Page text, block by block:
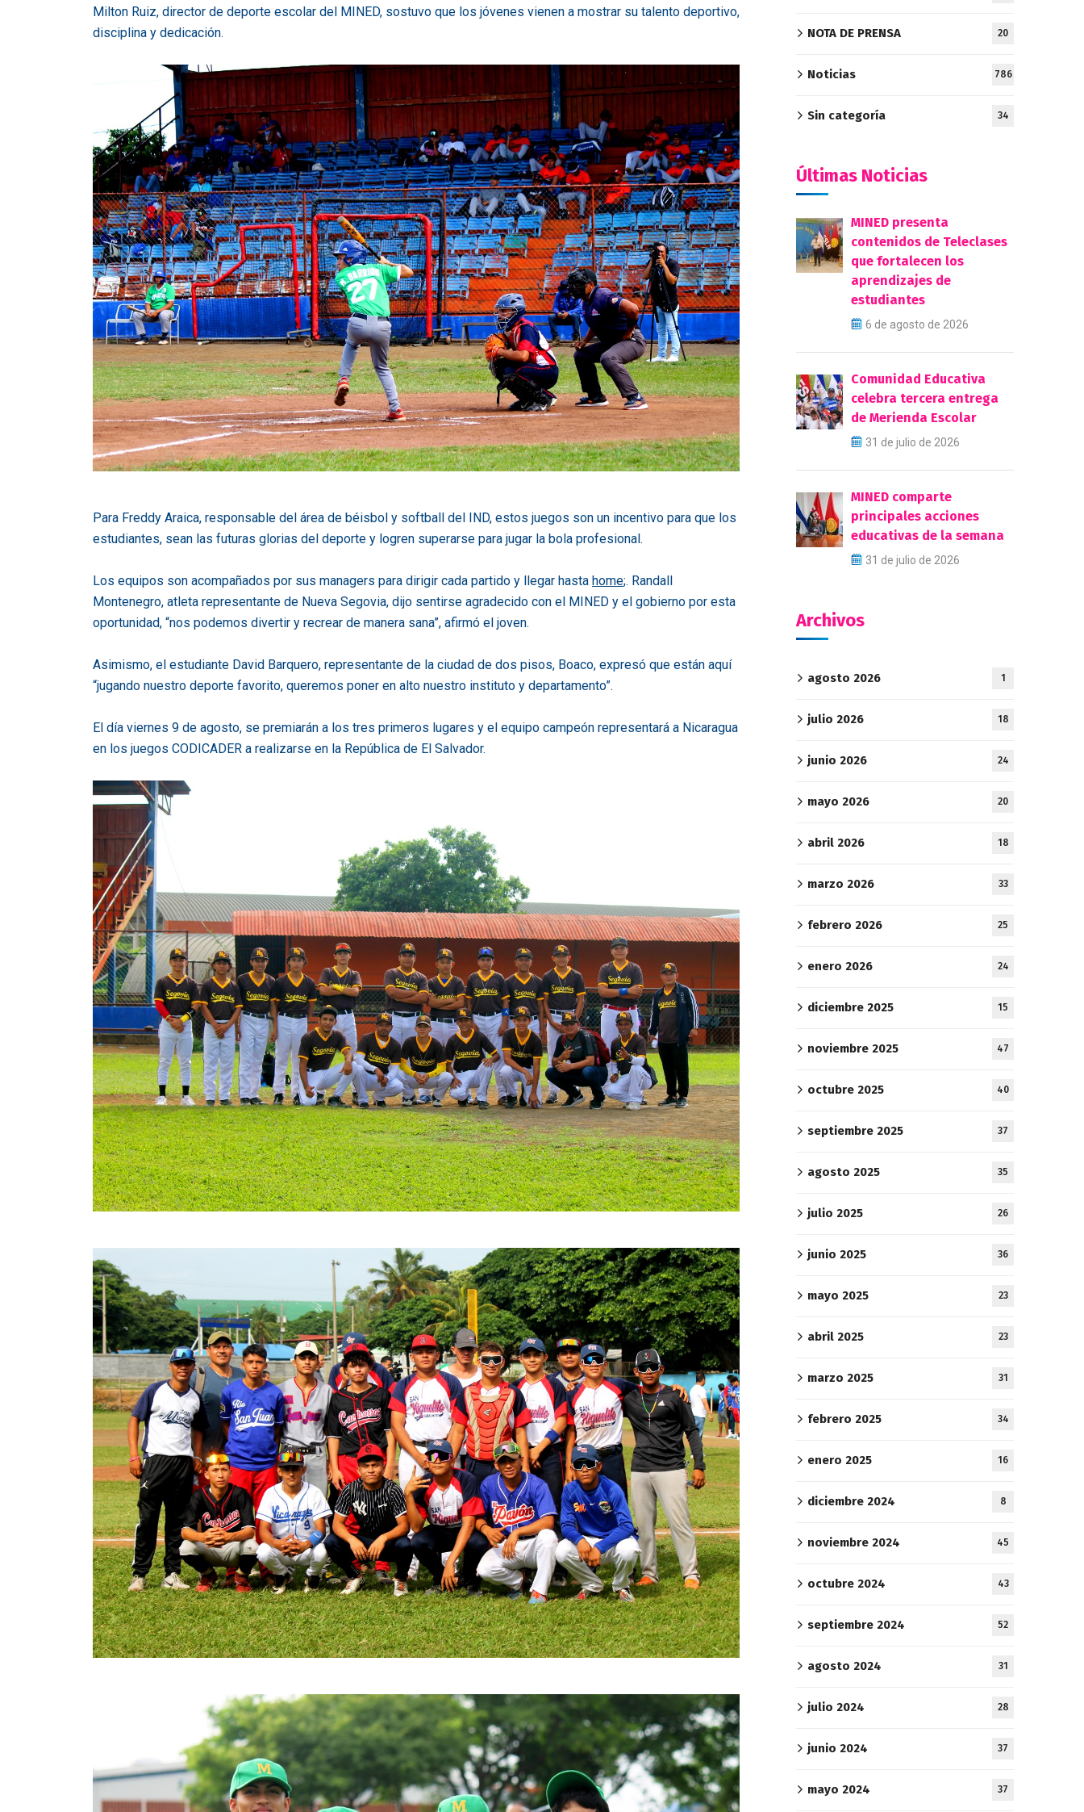
Milton Ruiz, director de deporte escolar del MINED, sostuvo que los jóvenes vienen a mostrar su talento deportivo,
disciplina y dedicación.
Para Freddy Araica, responsable del área de béisbol y softball del IND, estos juegos son un incentivo para que los
estudiantes, sean las futuras glorias del deporte y logren superarse para jugar la bola profesional.
Los equipos son acompañados por sus managers para dirigir cada partido y llegar hasta home;. Randall
Montenegro, atleta representante de Nueva Segovia, dijo sentirse agradecido con el MINED y el gobierno por esta
oportunidad, “nos podemos divertir y recrear de manera sana”, afirmó el joven.
Asimismo, el estudiante David Barquero, representante de la ciudad de dos pisos, Boaco, expresó que están aquí
“jugando nuestro deporte favorito, queremos poner en alto nuestro instituto y departamento”.
El día viernes 9 de agosto, se premiarán a los tres primeros lugares y el equipo campeón representará a Nicaragua
en los juegos CODICADER a realizarse en la República de El Salvador.
NOTA DE PRENSA 20
Noticias 786
Sin categoría 34
Últimas Noticias
MINED presenta
contenidos de Teleclases
que fortalecen los
aprendizajes de
estudiantes
6 de agosto de 2026
Comunidad Educativa
celebra tercera entrega
de Merienda Escolar
31 de julio de 2026
MINED comparte
principales acciones
educativas de la semana
31 de julio de 2026
Archivos
agosto 2026 1
julio 2026 18
junio 2026 24
mayo 2026 20
abril 2026 18
marzo 2026 33
febrero 2026 25
enero 2026 24
diciembre 2025 15
noviembre 2025 47
octubre 2025 40
septiembre 2025 37
agosto 2025 35
julio 2025 26
junio 2025 36
mayo 2025 23
abril 2025 23
marzo 2025 31
febrero 2025 34
enero 2025 16
diciembre 2024 8
noviembre 2024 45
octubre 2024 43
septiembre 2024 52
agosto 2024 31
julio 2024 28
junio 2024 37
mayo 2024 37